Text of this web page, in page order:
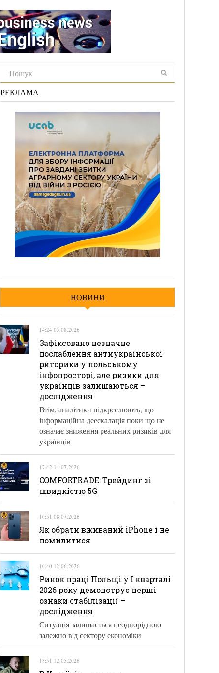
РЕКЛАМА
НОВИНИ
14:24 05.08.2026
Зафіксовано незначне
послаблення антиукраїнської
риторики у польському
інфопросторі, але ризики для
українців залишаються –
дослідження
Втім, аналітики підкреслюють, що
інформаційна деескалація поки що не
означає зниження реальних ризиків для
українців
17:42 14.07.2026
COMFORTRADE: Трейдинг зі
швидкістю 5G
10:51 08.07.2026
Як обрати вживаний iPhone і не
помилитися
10:40 12.06.2026
Ринок праці Польщі у І кварталі
2026 року демонструє перші
ознаки стабілізації –
дослідження
Ситуація залишається неоднорідною
залежно від сектору економіки
18:51 12.05.2026